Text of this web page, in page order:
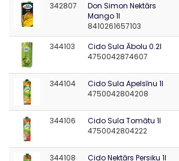
342807
Don Simon Nektārs
Mango 1l
8410261657103
344103
Cido Sula Ābolu 0.2l
4750042874607
344104
Cido Sula Apelsīnu 1l
4750042804208
344106
Cido Sula Tomātu 1l
4750042804222
344108
Cido Nektārs Persiku 1l